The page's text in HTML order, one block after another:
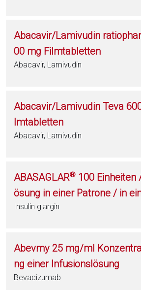
Abacavir/Lamivudin
00 mg Filmtabletten
Abacavir, Lamivudin
Abacavir/Lamivudin Teva
lmtabletten
Abacavir, Lamivudin
ABASAGLAR® 100
ösung in einer Patrone / in
Insulin glargin
Abevmy 25 mg/ml
ng einer Infusionslösung
Bevacizumab